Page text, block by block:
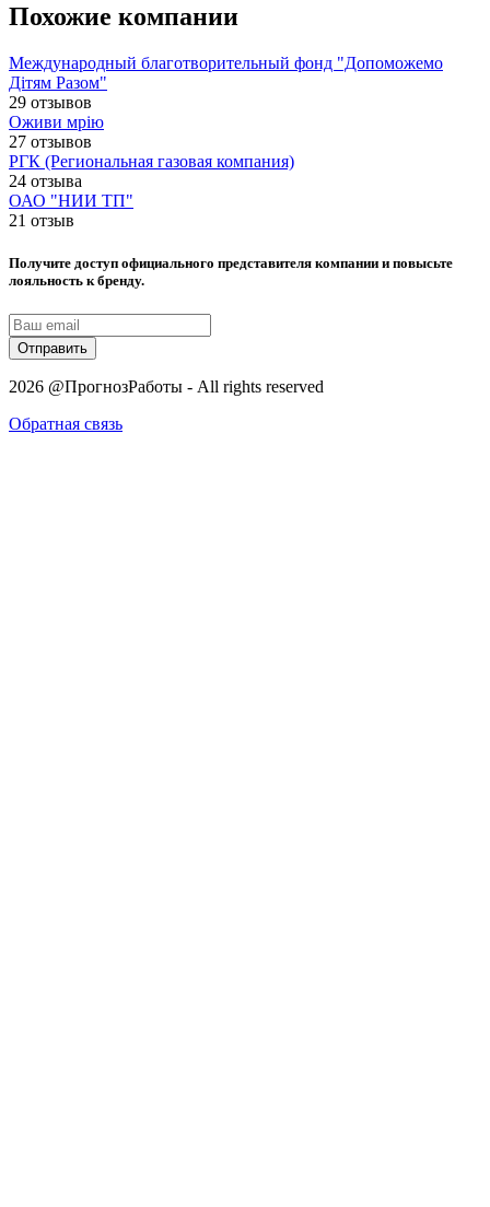
Похожие компании
Международный благотворительный фонд "Допоможемо
Дітям Разом"
29 отзывов
Оживи мрію
27 отзывов
РГК (Региональная газовая компания)
24 отзыва
ОАО "НИИ ТП"
21 отзыв
Получите доступ официального представителя компании и повысьте
лояльность к бренду.
Отправить
2026 @ПрогнозРаботы - All rights reserved
Обратная связь